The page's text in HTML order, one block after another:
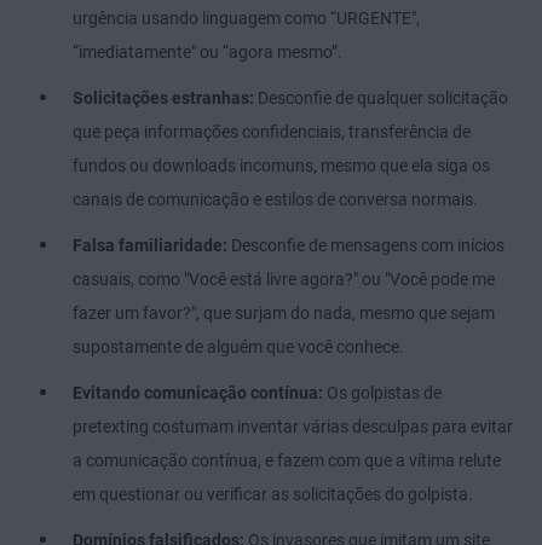
urgência usando linguagem como “URGENTE",
“imediatamente" ou “agora mesmo”.
Solicitações estranhas: Desconfie de qualquer solicitação
que peça informações confidenciais, transferência de
fundos ou downloads incomuns, mesmo que ela siga os
canais de comunicação e estilos de conversa normais.
Falsa familiaridade: Desconfie de mensagens com inícios
casuais, como "Você está livre agora?" ou "Você pode me
fazer um favor?", que surjam do nada, mesmo que sejam
supostamente de alguém que você conhece.
Evitando comunicação contínua: Os golpistas de
pretexting costumam inventar várias desculpas para evitar
a comunicação contínua, e fazem com que a vítima relute
em questionar ou verificar as solicitações do golpista.
Domínios falsificados: Os invasores que imitam um site